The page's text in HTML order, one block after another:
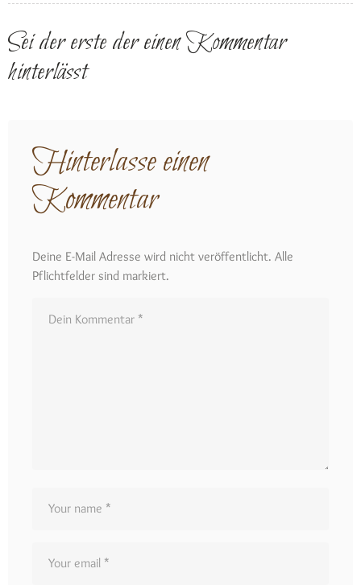
Sei der erste der einen Kommentar
hinterlässt
Hinterlasse einen
Kommentar
Deine E-Mail Adresse wird nicht veröffentlicht. Alle
Pflichtfelder sind markiert.